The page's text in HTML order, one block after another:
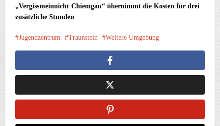
„Vergissmeinnicht Chiemgau“ übernimmt die Kosten für drei
zusätzliche Stunden
Jugendzentrum Traunstein Weitere Umgebung